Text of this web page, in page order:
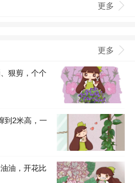
更多
更多
狠剪，个个
到2米高，一
油，开花比